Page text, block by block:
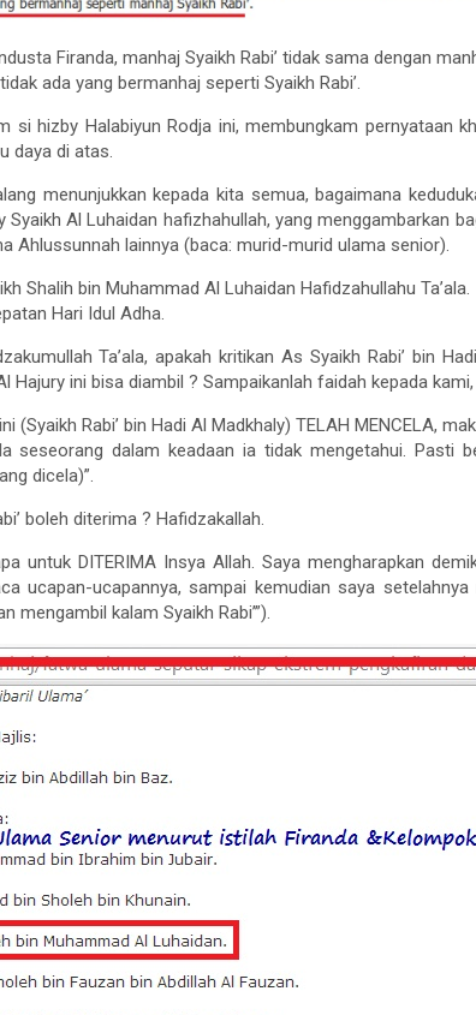
Firanda, manhaj Syaikh Rabi’ tidak sama dengan
ada yang bermanhaj seperti Syaikh Rabi’.
si hizby Halabiyun Rodja ini, membungkam pernyataan
daya di atas.
menunjukkan kepada kita semua, bagaimana
Syaikh Al Luhaidan hafizhahullah, yang menggambarkan
Ahlussunnah lainnya (baca: murid-murid ulama senior).
Shalih bin Muhammad Al Luhaidan Hafidzahullahu Ta’ala.
Hari Idul Adha.
Ta’ala, apakah kritikan As Syaikh Rabi’ bin
Hajury ini bisa diambil ? Sampaikanlah faidah kepada
(Syaikh Rabi’ bin Hadi Al Madkhaly) TELAH MENCELA,
seseorang dalam keadaan ia tidak mengetahui. Pasti
dicela)”.
boleh diterima ? Hafidzakallah.
untuk DITERIMA Insya Allah. Saya mengharapkan
ucapan-ucapannya, sampai kemudian saya setelahnya
mengambil kalam Syaikh Rabi’”).